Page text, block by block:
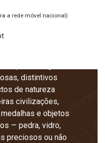
a rede móvel nacional)
organizadas por
as medalhas, o seu
distintivos
de natureza
civilizações,
e objetos
— pedra, vidro,
preciosos ou não